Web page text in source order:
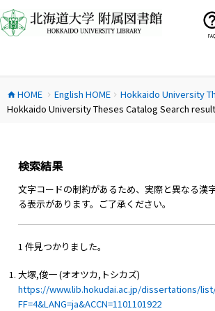
ン
テ
ス
キ
FAQ
home HOME chevron_right English HOMEchevron_right Hokkaido University
Hokkaido University Theses Catalog Search
検索結果
文字コードの制約があるため、実際と異なる漢
る表示があります。ご了承ください。
1 件見つかりました。
大塚,俊一 (オオツカ,トシカズ)
https://www.lib.hokudai.ac.jp/dissertations/
FF=4&LANG=ja&ACCN=1101101922